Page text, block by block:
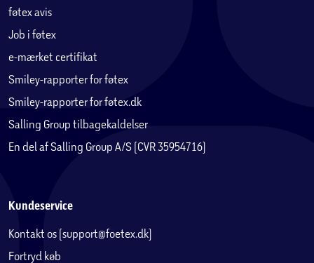
føtex avis
Job i føtex
e-mærket certifikat
Smiley-rapporter for føtex
Smiley-rapporter for føtex.dk
Salling Group tilbagekaldelser
En del af Salling Group A/S (CVR 35954716)
Kundeservice
Kontakt os (support@foetex.dk)
Fortryd køb